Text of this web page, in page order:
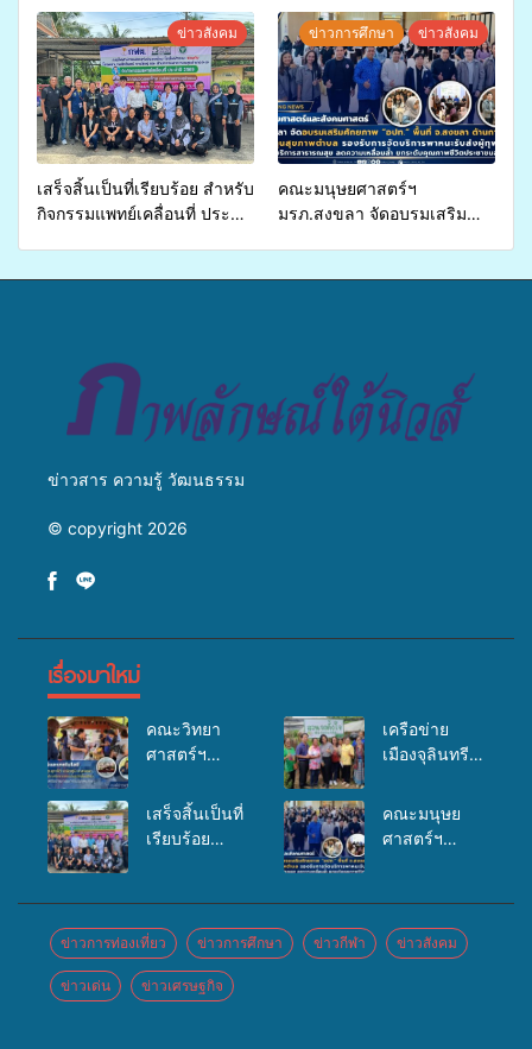
ผลิตภัณฑ์จากการแปรรูป
หม่อนไหม ภายใต้กิจกรรม
พัฒนาเครือข่ายกลุ่มการปลูก
หม่อน
ประโยชน์จากสาหร่ายและ
เห็ดไมคอร์ไรซาสำหรับปลูกไม้
มีค่า-พืชเศรษฐกิจ”
ข่าวสังคม
เสร็จสิ้นเป็นที่เรียบร้อย สำหรับ
กิจกรรมแพทย์เคลื่อนที่ ประจำ
ข่าวการศึกษา ข่าวสังคม
คณะมนุษยศาสตร์ฯ
มรภ.สงขลา จัดอบรมเสริม
ชีวิตประชาชนอย่างยั่งยืน
ข่าวสาร ความรู้ วัฒนธรรม
© copyright 2026
เรื่องมาใหม่
คณะวิทยา
ศาสตร์ฯ
ลงพื้นที่
ต.คูหาใต้
แสดง
ผลิตภัณฑ์จาก
การแปรรูป
หม่อนไหม
ภายใต้
เครือข่าย
เมืองจุลินทรีย์
ระดับชาติ
ประโยชน์จาก
สาหร่ายและ
เห็ดไมคอร์ไร
เสร็จสิ้นเป็นที่
เรียบร้อย
ประจำปี
2569 เพื่อให้
บริการด้าน
คณะมนุษย
ศาสตร์ฯ
“อปท.” ด้าน
การเบิกจ่ายงบ
ข่าวการท่องเที่ยว ข่าวการศึกษา ข่าวกีฬา ข่าวสังคม
ข่าวเด่น ข่าวเศรษฐกิจ